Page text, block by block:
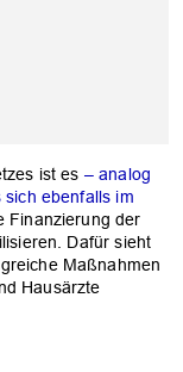
ist es – analog
ebenfalls im
Finanzierung der
Dafür sieht
Maßnahmen
Hausärzte